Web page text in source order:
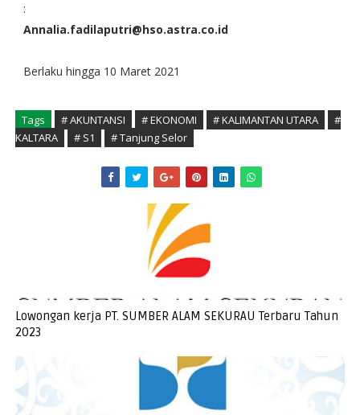
:
Annalia.fadilaputri@hso.astra.co.id
Berlaku hingga 10 Maret 2021
Tags # AKUNTANSI # EKONOMI # KALIMANTAN UTARA
#
KALTARA
# S1 # Tanjung Selor
Lowongan kerja PT. SUMBER ALAM SEKURAU Terbaru Tahun
2023